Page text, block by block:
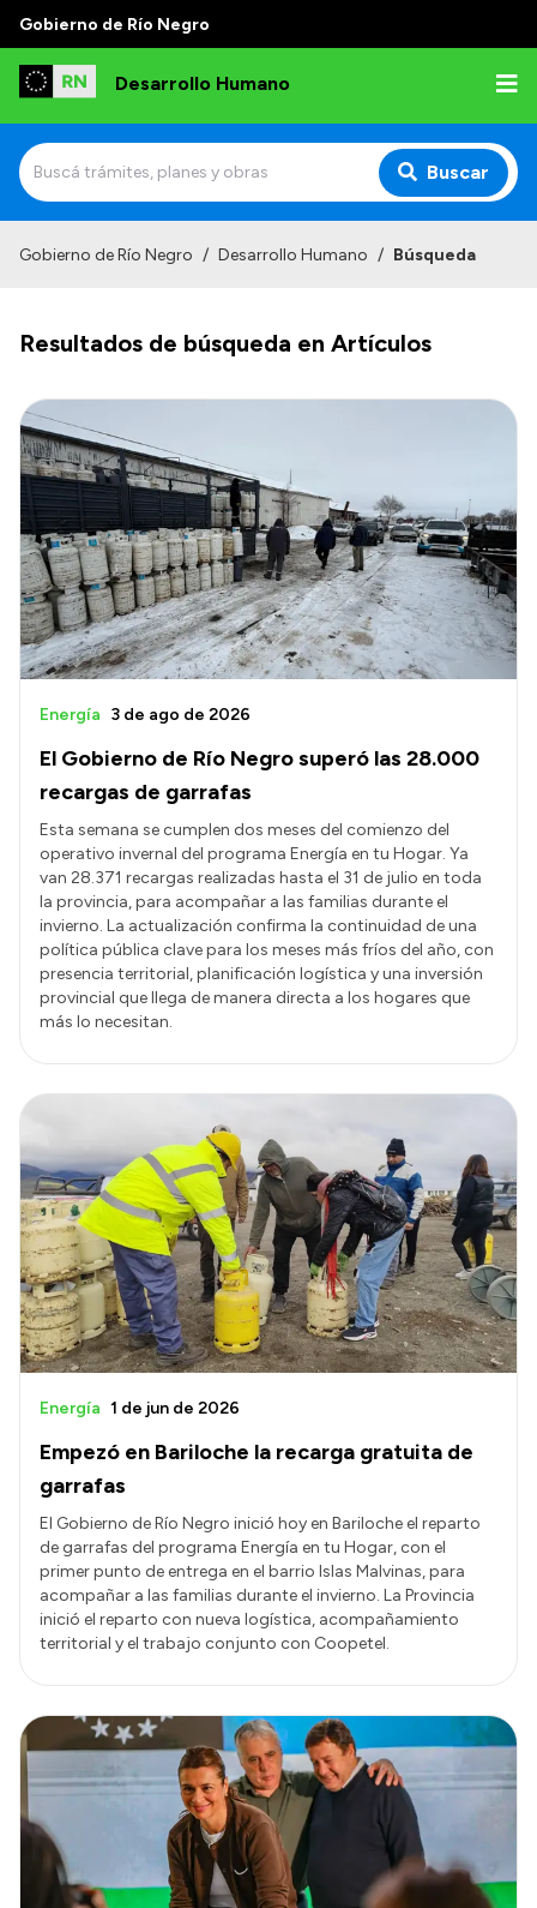
Gobierno de Río Negro
Desarrollo Humano
Buscar
Misión
Autoridades
Delegaciones
Normativa
Transparencia
Presupuesto
Boletín Oficial
Compras y licitaciones
Consulta de pago a proveedores
Convocatorias
Intranet
Login
Gobierno de Río Negro / Desarrollo Humano / Búsqueda
Resultados de búsqueda en Artículos
El Gobierno de Río Negro superó las 28.000
recargas de garrafas
Energía 3 de ago de 2026
Esta semana se cumplen dos meses del comienzo del
operativo invernal del programa Energía en tu Hogar. Ya
van 28.371 recargas realizadas hasta el 31 de julio en toda
la provincia, para acompañar a las familias durante el
invierno. La actualización confirma la continuidad de una
política pública clave para los meses más fríos del año, con
presencia territorial, planificación logística y una inversión
provincial que llega de manera directa a los hogares que
más lo necesitan.
Empezó en Bariloche la recarga gratuita de
garrafas
Energía 1 de jun de 2026
El Gobierno de Río Negro inició hoy en Bariloche el reparto
de garrafas del programa Energía en tu Hogar, con el
primer punto de entrega en el barrio Islas Malvinas, para
acompañar a las familias durante el invierno. La Provincia
inició el reparto con nueva logística, acompañamiento
territorial y el trabajo conjunto con Coopetel.